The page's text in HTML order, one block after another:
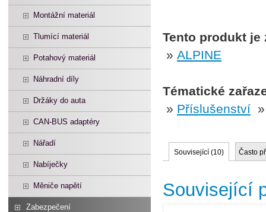
Montážní materiál
Tlumící materiál
Potahový materiál
Náhradní díly
Držáky do auta
CAN-BUS adaptéry
Nářadí
Nabíječky
Měniče napětí
Zabezpečení
Tento produkt je
» ALPINE
Tématické
» Příslušenství
Související (10) Často
Související